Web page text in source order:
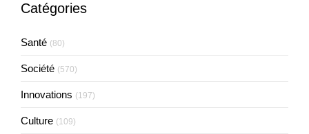
Catégories
Santé (80)
Société (570)
Innovations (197)
Culture (109)